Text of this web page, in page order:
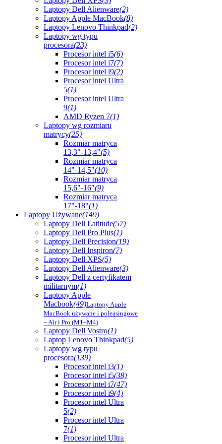
Laptopy Dell Alienware(2)
Laptopy Apple MacBook(8)
Laptopy Lenovo Thinkpad(2)
Laptopy wg typu
procesora(23)
Procesor intel i5(6)
Procesor intel i7(7)
Procesor intel i9(2)
Procesor intel Ultra
5(1)
Procesor intel Ultra
9(1)
AMD Ryzen 7(1)
Laptopy wg rozmiaru
matrycy(25)
Rozmiar matryca
13,3"-13,4"(5)
Rozmiar matryca
14"-14,5"(10)
Rozmiar matryca
15,6"-16"(9)
Rozmiar matryca
17"-18"(1)
Laptopy Używane(149)
Laptopy Dell Latitude(57)
Laptopy Dell Pro Plus(1)
Laptopy Dell Precision(19)
Laptopy Dell Inspiron(7)
Laptopy Dell XPS(5)
Laptopy Dell Alienware(3)
Laptopy Dell z certyfikatem
militarnym(1)
Laptopy Apple
Macbook(49)Laptopy Apple
MacBook używane i poleasingowe
– Air i Pro (M1–M4)
Laptopy Dell Vostro(1)
Laptop Lenovo Thinkpad(5)
Laptopy wg typu
procesora(139)
Procesor intel i3(1)
Procesor intel i5(38)
Procesor intel i7(47)
Procesor intel i9(4)
Procesor intel Ultra
5(2)
Procesor intel Ultra
7(1)
Procesor intel Ultra